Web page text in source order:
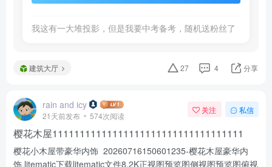
我这有一大堆投影，但是我要中考备考，随机送粉丝了
建筑大厅 27 4 分享
rain and icy
21天前发布 574次阅读
关注 私信
樱花木屋11111111111111111111111111111111111
樱花小木屋带豪华内饰 20260716150601235-樱花木屋豪华内
饰.litematic下载litematic文件8.2K正视图预览图侧视图预览图俯视